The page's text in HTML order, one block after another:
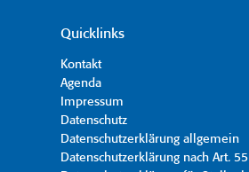
Quicklinks
Kontakt
Agenda
Impressum
Datenschutz
Datenschutzerklärung allgemein
Datenschutzerklärung nach Art. 55